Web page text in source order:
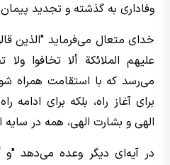
وفاداری به گذشته و تجدید
خدای متعال می‌فرماید "الذین
علیهم الملائکة ألا تخافوا ولا
می‌رسد که با استقامت همراه
برای آغاز راه، بلکه برای
الهی و بشارت الهی، همه در
در آیه‌ای دیگر وعده می‌دهد "و